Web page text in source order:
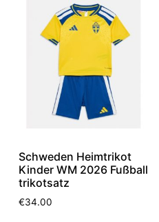
Schweden Heimtrikot
Kinder WM 2026 Fußball
trikotsatz
€34.00